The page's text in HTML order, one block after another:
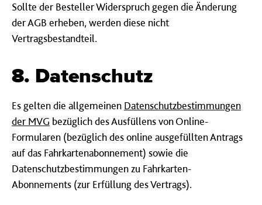
Sollte der Besteller Widerspruch gegen die Änderung
der AGB erheben, werden diese nicht
Vertragsbestandteil.
8. Datenschutz
Es gelten die allgemeinen Datenschutzbestimmungen
der MVG bezüglich des Ausfüllens von Online-
Formularen (bezüglich des online ausgefüllten Antrags
auf das Fahrkartenabonnement) sowie die
Datenschutzbestimmungen zu Fahrkarten-
Abonnements (zur Erfüllung des Vertrags).